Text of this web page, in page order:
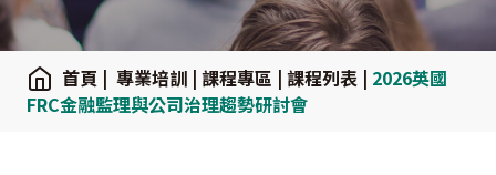
首頁 | 專業培訓 | 課程專區 | 課程列表 | 2026英國
FRC金融監理與公司治理趨勢研討會